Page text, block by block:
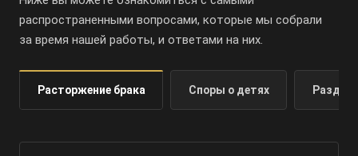
распространенными вопросами, которые мы собрали
за время нашей работы, и ответами на них.
Расторжение брака Споры о детях Раздел